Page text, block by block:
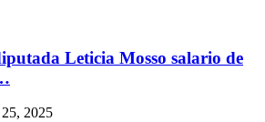
Leticia Mosso salario de
2025